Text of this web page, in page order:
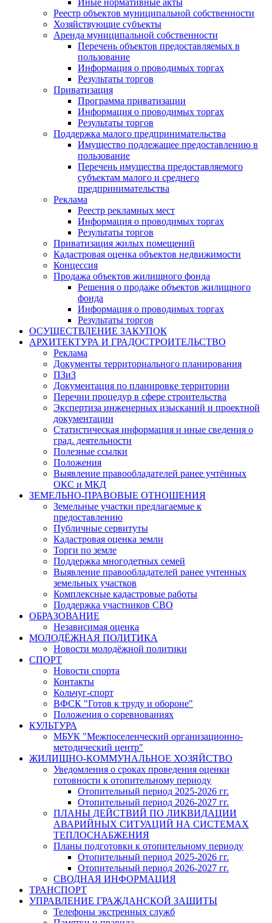
Реестр объектов муниципальной собственности
Хозяйствующие субъекты
Аренда муниципальной собственности
Перечень объектов предоставляемых в
пользование
Информация о проводимых торгах
Результаты торгов
Приватизация
Программа приватизации
Информация о проводимых торгах
Результаты торгов
Поддержка малого предпринимательства
Имущество подлежащее предоставлению в
пользование
Перечень имущества предоставляемого
субъектам малого и среднего
предпринимательства
Реклама
Реестр рекламных мест
Информация о проводимых торгах
Результаты торгов
Приватизация жилых помещений
Кадастровая оценка объектов недвижимости
Концессия
Продажа объектов жилищного фонда
Решения о продаже объектов жилищного
фонда
Информация о проводимых торгах
Результаты торгов
ОСУЩЕСТВЛЕНИЕ ЗАКУПОК
АРХИТЕКТУРА И ГРАДОСТРОИТЕЛЬСТВО
Реклама
Документы территориального планирования
ПЗиЗ
Документация по планировке территории
Перечни процедур в сфере строительства
Экспертиза инженерных изысканий и проектной
документации
Статистическая информация и иные сведения о
град. деятельности
Полезные ссылки
Положения
Выявление правообладателей ранее учтённых
ОКС и МКД
ЗЕМЕЛЬНО-ПРАВОВЫЕ ОТНОШЕНИЯ
Земельные участки предлагаемые к
предоставлению
Публичные сервитуты
Кадастровая оценка земли
Торги по земле
Поддержка многодетных семей
Выявление правообладателей ранее учтенных
земельных участков
Комплексные кадастровые работы
Поддержка участников СВО
ОБРАЗОВАНИЕ
Независимая оценка
МОЛОДЁЖНАЯ ПОЛИТИКА
Новости молодёжной политики
СПОРТ
Новости спорта
Контакты
Кольчуг-спорт
ВФСК "Готов к труду и обороне"
Положения о соревнованиях
КУЛЬТУРА
МБУК "Межпоселенческий организационно-
методический центр"
ЖИЛИЩНО-КОММУНАЛЬНОЕ ХОЗЯЙСТВО
Уведомления о сроках проведения оценки
готовности к отопительному периоду
Отопительный период 2025-2026 гг.
Отопительный период 2026-2027 гг.
ПЛАНЫ ДЕЙСТВИЙ ПО ЛИКВИДАЦИИ
АВАРИЙНЫХ СИТУАЦИЙ НА СИСТЕМАХ
ТЕПЛОСНАБЖЕНИЯ
Планы подготовки к отопительному периоду
Отопительный период 2025-2026 гг.
Отопительный период 2026-2027 гг.
СВОДНАЯ ИНФОРМАЦИЯ
ТРАНСПОРТ
УПРАВЛЕНИЕ ГРАЖДАНСКОЙ ЗАЩИТЫ
Телефоны экстренных служб